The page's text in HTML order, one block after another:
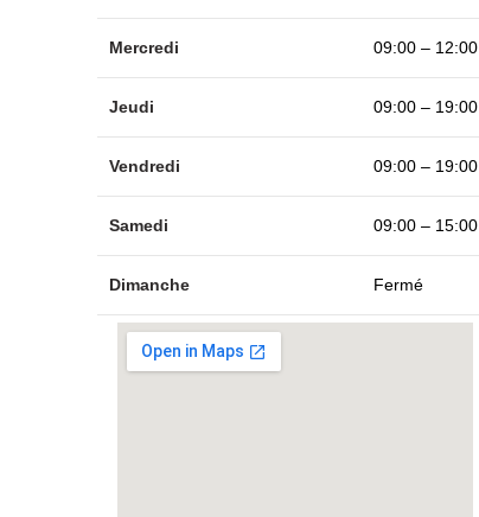
Mercredi 09:00 – 12:00
Jeudi 09:00 – 19:00
Vendredi 09:00 – 19:00
Samedi 09:00 – 15:00
Dimanche Fermé